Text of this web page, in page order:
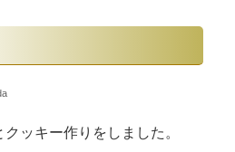
ッキー作りをしました。